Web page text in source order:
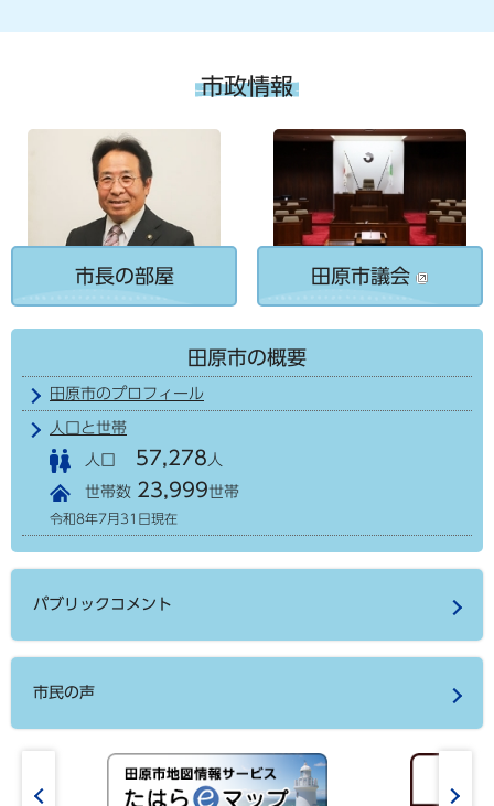
市政情報
市長の部屋 田原市議会
田原市の概要
田原市のプロフィール
人口と世帯
人口 57,278 人
世帯数 23,999世帯
令和8年7月31日現在
パブリックコメント
市民の声